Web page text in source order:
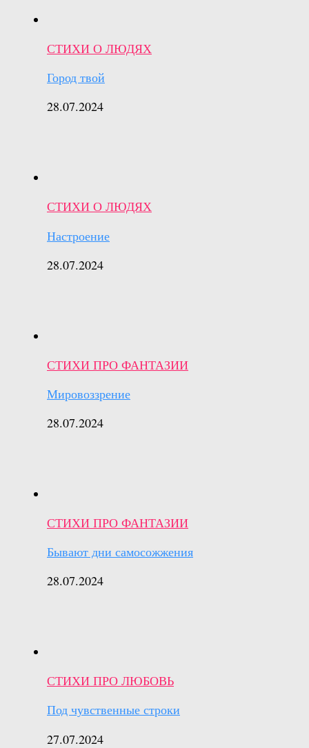
СТИХИ О ЛЮДЯХ
Город твой
28.07.2024
СТИХИ О ЛЮДЯХ
Настроение
28.07.2024
СТИХИ ПРО ФАНТАЗИИ
Мировоззрение
28.07.2024
СТИХИ ПРО ФАНТАЗИИ
Бывают дни самосожжения
28.07.2024
СТИХИ ПРО ЛЮБОВЬ
Под чувственные строки
27.07.2024